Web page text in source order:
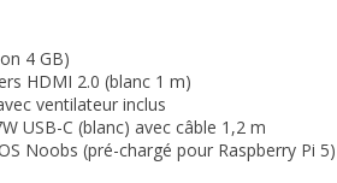
4 GB)
HDMI 2.0 (blanc 1 m)
ventilateur inclus
USB-C (blanc) avec câble 1,2 m
Noobs (pré-chargé pour Raspberry Pi 5)